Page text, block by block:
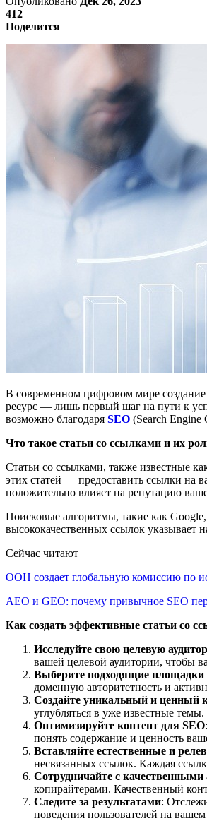
412
Поделится
В современном цифровом мире
ресурс — лишь первый шаг на пути к
возможно благодаря SEO (Search Engine
Что такое статьи со ссылками и их
Статьи со ссылками, также известные
этих статей — предоставить ссылки на
положительно влияет на репутацию
Поисковые алгоритмы, такие как Google
высококачественных ссылок указывает
Сейчас читают
ООН создает глобальную комиссию по
AEO и GEO: почему привычное SEO
Как создать эффективные статьи со
Исследуйте свою целевую
вашей целевой аудитории, чтобы
Выберите подходящие площадки
доменную авторитетность и
Создайте уникальный и ценный
углубляться в уже известные
Оптимизируйте контент для SEO
понять содержание и ценность
Вставляйте естественные и
несвязанных ссылок. Каждая
Сотрудничайте с
копирайтерами. Качественный
Следите за результатами:
поведения пользователей на вашем